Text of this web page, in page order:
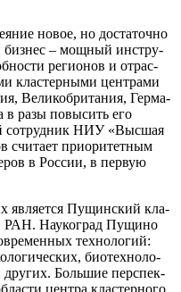
новое, но доста­точ­но
биз­нес – мощ­ный инстру­
реги­о­нов и отрас­
кла­стер­ны­ми цен­тра­ми
Вели­ко­бри­та­ния, Гер­ма­
разы повы­сить его
сотруд­ник НИУ «Выс­шая
счи­та­ет при­о­ри­тет­ным
в Рос­сии, в первую
явля­ет­ся Пущин­ский кла­
РАН. Нау­ко­град Пущи­но
тех­но­ло­гий:
био­тех­но­ло­
дру­гих. Боль­шие пер­спек­
цен­тра кла­стер­но­го